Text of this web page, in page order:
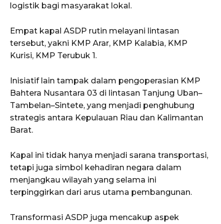
logistik bagi masyarakat lokal.
Empat kapal ASDP rutin melayani lintasan
tersebut, yakni KMP Arar, KMP Kalabia, KMP
Kurisi, KMP Terubuk 1.
Inisiatif lain tampak dalam pengoperasian KMP
Bahtera Nusantara 03 di lintasan Tanjung Uban–
Tambelan–Sintete, yang menjadi penghubung
strategis antara Kepulauan Riau dan Kalimantan
Barat.
Kapal ini tidak hanya menjadi sarana transportasi,
tetapi juga simbol kehadiran negara dalam
menjangkau wilayah yang selama ini
terpinggirkan dari arus utama pembangunan.
Transformasi ASDP juga mencakup aspek